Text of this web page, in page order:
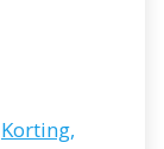
Korting,